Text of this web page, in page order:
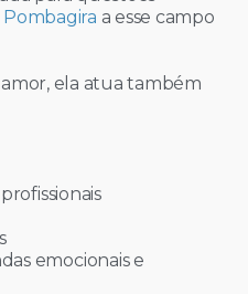
a esse campo
ela atua também
emocionais e